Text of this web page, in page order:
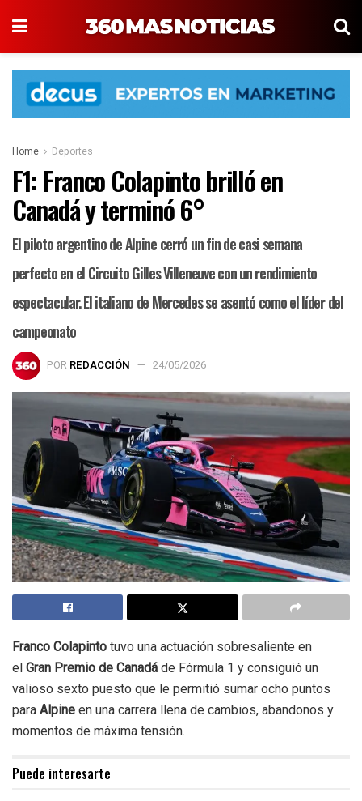
Home Deportes
F1: Franco Colapinto brilló en
Canadá y terminó 6°
El piloto argentino de Alpine cerró un fin de casi semana
perfecto en el Circuito Gilles Villeneuve con un rendimiento
espectacular. El italiano de Mercedes se asentó como el líder del
campeonato
POR REDACCIÓN 24/05/2026
Franco Colapinto tuvo una actuación sobresaliente en
el Gran Premio de Canadá de Fórmula 1 y consiguió un
valioso sexto puesto que le permitió sumar ocho puntos
para Alpine en una carrera llena de cambios, abandonos y
momentos de máxima tensión.
Puede interesarte